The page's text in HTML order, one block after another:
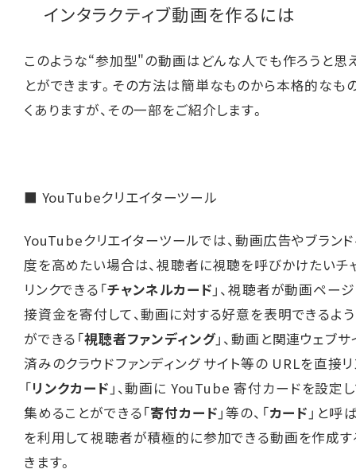
インタラクティブ動画を作るには
このような“参加型"の動画はどんな人でも作ろうと思
とができます。その方法は簡単なものから本格的なも
くありますが、その一部をご紹介します。
■ YouTubeクリエイターツール
YouTubeクリエイターツールでは、動画広告やブラン
度を高めたい場合は、視聴者に視聴を呼びかけたいチ
リンクできる「チャンネルカード 」、視聴者が動画ペー
接資金を寄付して、動画に対する好意を表明できるよ
ができる「視聴者ファンディング」、動画と関連ウェブサ
済みのクラウドファンディング サイト等の URLを直接
「リンクカード 」、動画に YouTube 寄付カードを設定
集めることができる「寄付カード 」等の、「カード 」と呼
を利用して視聴者が積極的に参加できる動画を作成す
きます。